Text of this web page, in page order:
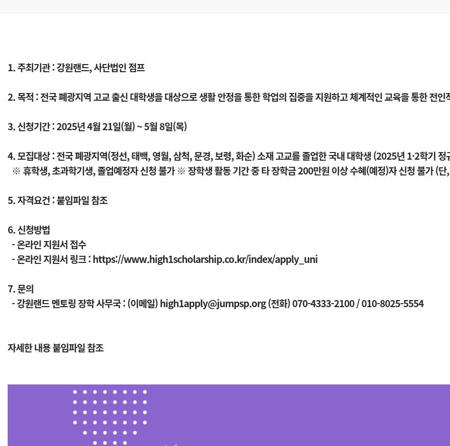
1. 주최기관 : 강원랜드, 사단법인 점프
2. 목적 : 전국 폐광지역 고교 출신 대학생을 대상으로 생활 안정을 통한 학업의 집중을 지원하고 체계적인 교육을 통한 전인
3. 신청기간 : 2025년 4월 21일(월) ~ 5월 8일(목)
4. 모집대상 : 전국 폐광지역(정선, 태백, 영월, 삼척, 문경, 보령, 화순) 소재 고교를 졸업한 국내 대학생 (2025년 1·2학기 정
※ 휴학생, 초과학기생, 졸업예정자 신청 불가 ※ 장학생 활동 기간 중 타 장학금 200만원 이상 수혜(예정)자 신청 불가 (단
5. 자격요건 : 붙임파일 참조
6. 신청방법
- 온라인 지원서 접수
- 온라인 지원서 링크 :https://www.high1scholarship.co.kr/index/apply_uni
7. 문의
- 강원랜드 멘토링 장학 사무국 :(이메일) high1apply@jumpsp.org (전화) 070-4333-2100 / 010-8025-5554
자세한 내용 붙임파일 참조